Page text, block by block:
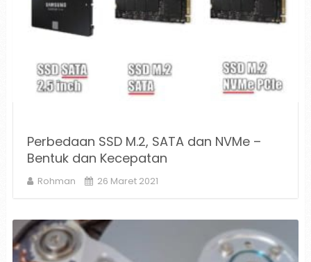
Perbedaan SSD M.2, SATA dan NVMe –
Bentuk dan Kecepatan
Rohman 26 Maret 2021